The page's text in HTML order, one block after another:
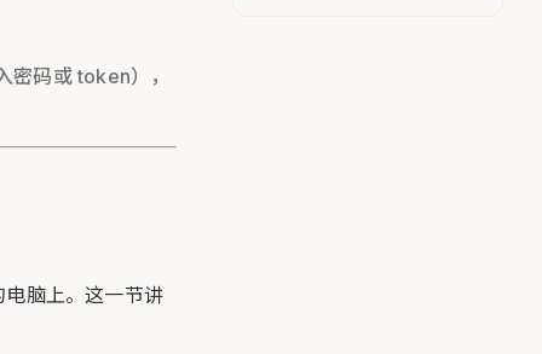
密码或 token），
脑上。这一节讲